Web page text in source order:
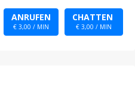
ANRUFEN
€ 3,00 / MIN
CHATTEN
€ 3,00 / MIN